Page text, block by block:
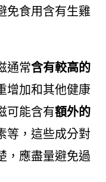
免食用含有生雞
通常含有較高的
增加和其他健康
可能含有額外的
等，這些成分對
，應盡量避免過